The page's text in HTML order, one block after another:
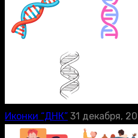
Иконки “ДНК” 31 декабря,